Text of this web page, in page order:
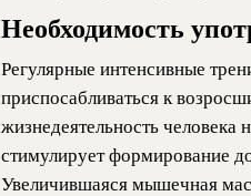
Необходимость
Регулярные интенсивные
приспосабливаться к
жизнедеятельность человека
стимулирует формирование
Увеличившаяся мышечная